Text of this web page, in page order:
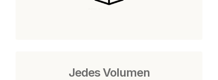
Jedes Volumen